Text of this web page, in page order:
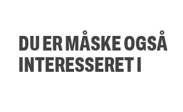
DU ER MÅSKE OGSÅ
INTERESSERET I